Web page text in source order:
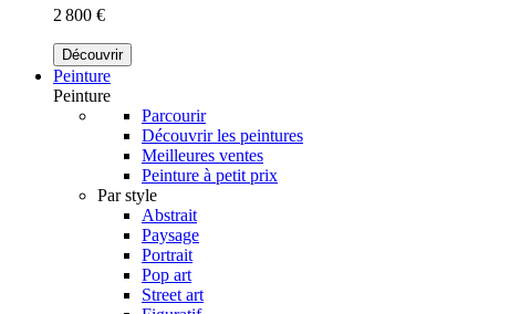
2 800 €
Découvrir
Peinture
Peinture
Parcourir
Découvrir les peintures
Meilleures ventes
Peinture à petit prix
Par style
Abstrait
Paysage
Portrait
Pop art
Street art